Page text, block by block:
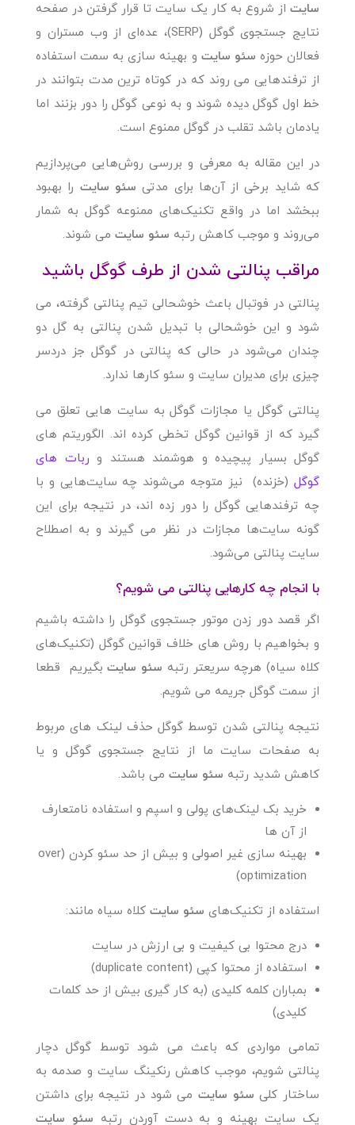
سایت از شروع به کار یک سایت تا قرار گرفتن در صفحه
نتایج جستجوی گوگل (SERP)، عده‌ای از وب مستران و
فعالان حوزه سئو سایت و بهینه سازی به سمت استفاده
از ترفندهایی می روند که در کوتاه ترین مدت بتوانند در
خط اول گوگل دیده شوند و به نوعی گوگل را دور بزنند اما
یادمان باشد تقلب در گوگل ممنوع است.
در این مقاله به معرفی و بررسی روش‌هایی می‌پردازیم
که شاید برخی از آن‌ها برای مدتی سئو سایت را بهبود
ببخشد اما در واقع تکنیک‌های ممنوعه گوگل به شمار
می‌روند و موجب کاهش رتبه سئو سایت می شوند.
مراقب پنالتی شدن از طرف گوگل باشید
پنالتی در فوتبال باعث خوشحالی تیم پنالتی گرفته، می
شود و این خوشحالی با تبدیل شدن پنالتی به گل دو
چندان می‌شود در حالی که پنالتی در گوگل جز دردسر
چیزی برای مدیران سایت و سئو کارها ندارد.
پنالتی گوگل یا مجازات گوگل به سایت هایی تعلق می
گیرد که از قوانین گوگل تخطی کرده اند. الگوریتم های
گوگل بسیار پیچیده و هوشمند هستند و ربات های
گوگل (خزنده) نیز متوجه می‌شوند چه سایت‌هایی و با
چه ترفندهایی گوگل را دور زده اند، در نتیجه برای این
گونه سایت‌ها مجازات در نظر می گیرند و به اصطلاح
سایت پنالتی می‌شود.
با انجام چه کارهایی پنالتی می شویم؟
اگر قصد دور زدن موتور جستجوی گوگل را داشته باشیم
و بخواهیم با روش های خلاف قوانین گوگل (تکنیک‌های
کلاه سیاه) هرچه سریعتر رتبه سئو سایتبگیریم قطعا
از سمت گوگل جریمه می شویم.
نتیجه پنالتی شدن توسط گوگل حذف لینک های مربوط
به صفحات سایت ما از نتایج جستجوی گوگل و یا
کاهش شدید رتبه سئو سایت می باشد.
خرید بک لینک‌های پولی و اسپم و استفاده نامتعارف
از آن ها
بهینه سازی غیر اصولی و بیش از حد سئو کردن (over
optimization)
استفاده از تکنیک‌های سئو سایت کلاه سیاه مانند:
درج محتوا بی کیفیت و بی ارزش در سایت
استفاده از محتوا کپی (duplicate content)
بمباران کلمه کلیدی (به کار گیری بیش از حد کلمات
کلیدی)
تمامی مواردی که باعث می شود توسط گوگل دچار
پنالتی شویم، موجب کاهش رنکینگ سایت و صدمه به
ساختار کلی سئو سایت می شود در نتیجه برای داشتن
یک سایت بهینه و به دست آوردن رتبه سئو سایت